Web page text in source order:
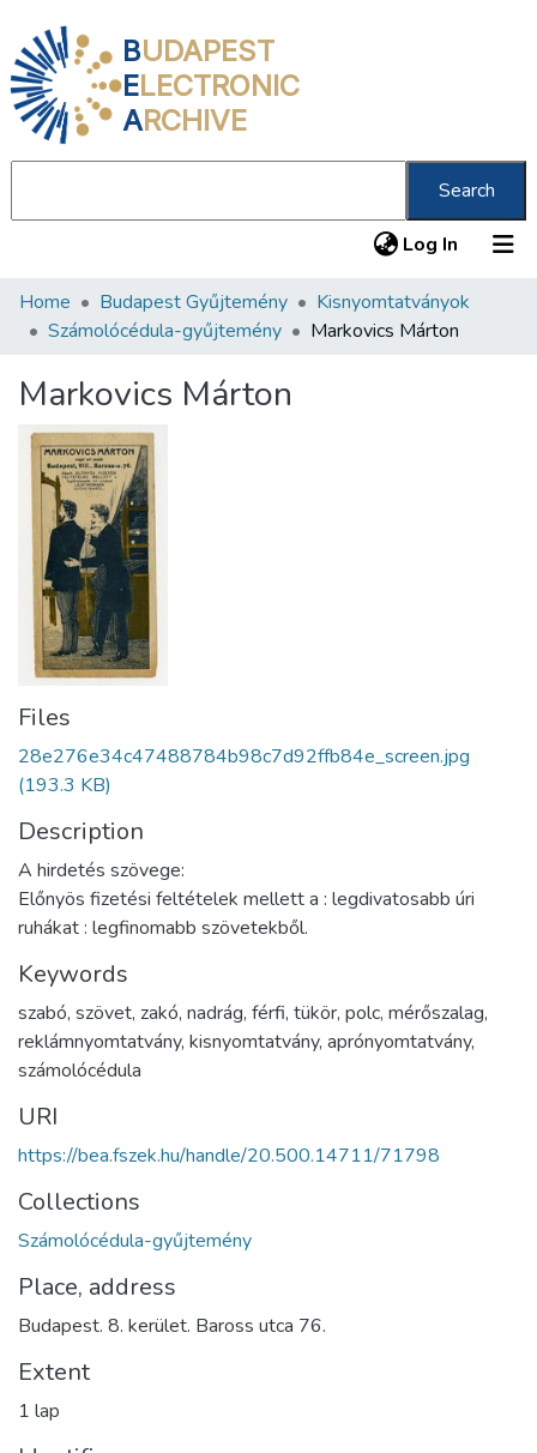
BUDAPEST
ELECTRONIC
ARCHIVE
Search
Log In (current)
Communities & Collections
Statistics
About us
Home Budapest Gyűjtemény
Kisnyomtatványok
Számolócédula-gyűjtemény
Markovics Márton
Markovics Márton
Files
28e276e34c47488784b98c7d92ffb84e_screen.jpg
(193.3 KB)
Description
A hirdetés szövege:
Előnyös fizetési feltételek mellett a : legdivatosabb úri
ruhákat : legfinomabb szövetekből.
Keywords
szabó, szövet, zakó, nadrág, férfi, tükör, polc, mérőszalag,
reklámnyomtatvány, kisnyomtatvány, aprónyomtatvány,
számolócédula
URI
https://bea.fszek.hu/handle/20.500.14711/71798
Collections
Számolócédula-gyűjtemény
Place, address
Budapest. 8. kerület. Baross utca 76.
Extent
1 lap